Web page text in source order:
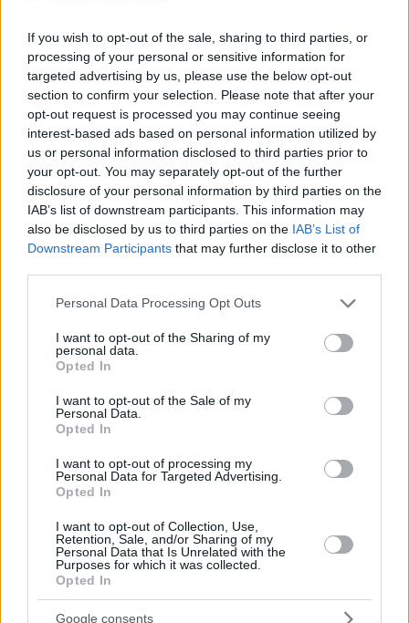
If you wish to opt-out of the sale, sharing to third parties, or
processing of your personal or sensitive information for
targeted advertising by us, please use the below opt-out
section to confirm your selection. Please note that after your
opt-out request is processed you may continue seeing
interest-based ads based on personal information utilized by
us or personal information disclosed to third parties prior to
your opt-out. You may separately opt-out of the further
disclosure of your personal information by third parties on the
IAB’s list of downstream participants. This information may
also be disclosed by us to third parties on the IAB’s List of
Downstream Participants that may further disclose it to other
Please note that this website/app uses one or more Google
not limited to your visit or usage behaviour. You may click to
grant or deny consent to Google and its third-party tags to
use your data for below specified purposes in below Google
consent section.
Personal Data Processing Opt Outs
I want to opt-out of the Sharing of my
personal data.
Opted In
I want to opt-out of the Sale of my
Personal Data.
Opted In
I want to opt-out of processing my
Personal Data for Targeted Advertising.
Opted In
I want to opt-out of Collection, Use,
Retention, Sale, and/or Sharing of my
Personal Data that Is Unrelated with the
Purposes for which it was collected.
Opted In
Google consents
Bukhara, Khiva e Shakhrisabz.
Sono previste produzioni mediatiche e audiovisive sul
significato della sessione di Samarcanda Saranno trasmesse su
media nazionali ed esteri, nonché pubblicate sui social
network ‘utilizzando tecniche come hashtag e sfida’.
Un libro-album “Samarkand bum al crocevia delle civiltà
mondiali” sarà pubblicato in uzbeko, russo, inglese e
francese, oltre a una serie di francobolli e buste, calendari,
monete commemorative, monete d’argento e d’oro.
leggi anche:
colori della bandiera dell’Uzbekistan
Leave a Reply
Your email address will not be published.
*
Website
Add Comment*